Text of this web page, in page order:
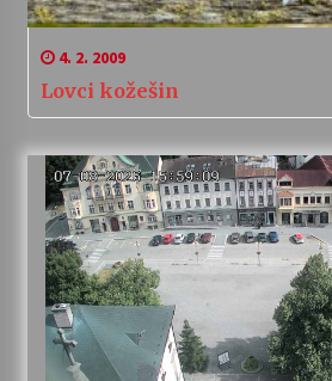
4. 2. 2009
Lovci kožešin